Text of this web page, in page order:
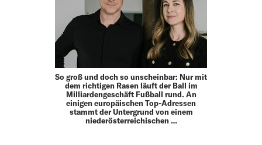
So groß und doch so unscheinbar: Nur mit
dem richtigen Rasen läuft der Ball im
Milliardengeschäft Fußball rund. An
einigen europäischen Top-Adressen
stammt der Untergrund von einem
niederösterreichischen …